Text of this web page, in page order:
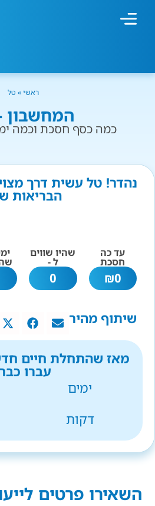
ראשי» טל
המחשבון
כמה כסף חסכת וכמה
נהדר! טל עשית דרך
הבריאות
עד כה
חסכת
0
₪
שהיו שווים
ל -
0
שיתוף מהיר
מאז שהתחלת חיים
עברו
ימים
דקות
השאירו פרטים